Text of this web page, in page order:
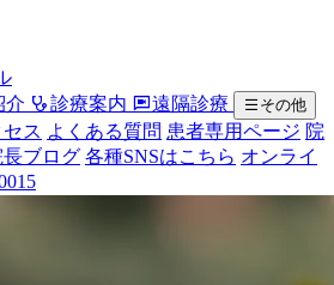
介 診療案内 遠隔診療 その他
ス よくある質問 患者専用ページ 院
長ブログ 各種SNSはこちら オンライ